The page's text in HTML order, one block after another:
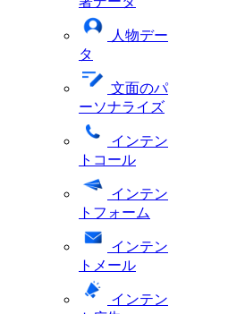
人物デー
タ
文面のパ
ーソナライズ
インテン
トコール
インテン
トフォーム
インテン
トメール
インテン